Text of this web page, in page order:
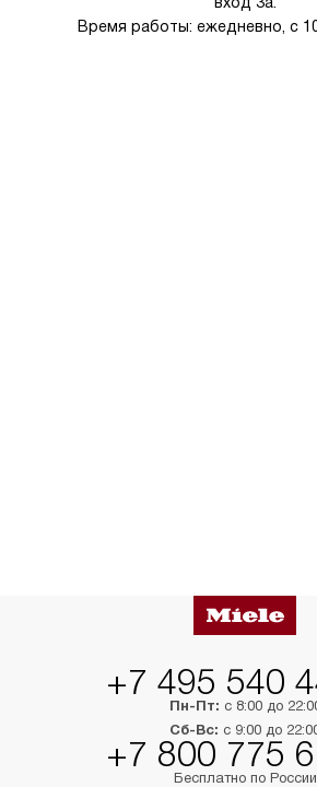
Время работы: ежедневно, с
+7 495 540
Пн-Пт: с 8:00 до
Сб-Вс: с 9:00 до
+7 800 775
Бесплатно по России